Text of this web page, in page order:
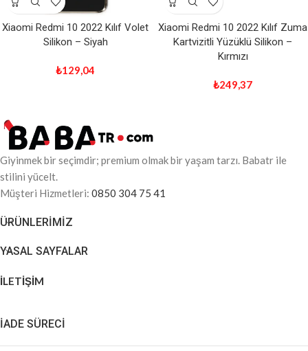
Xiaomi Redmi 10 2022 Kılıf Volet
Silikon – Siyah
₺129,04
Xiaomi Redmi 10 2022 Kılıf Zuma
Kartvizitli Yüzüklü Silikon –
Kırmızı
₺249,37
Giyinmek bir seçimdir; premium olmak bir yaşam tarzı. Babatr ile
stilini yücelt.
Müşteri Hizmetleri: 0850 304 75 41
ÜRÜNLERIMIZ
YASAL SAYFALAR
İLETİŞİM
İADE SÜRECİ